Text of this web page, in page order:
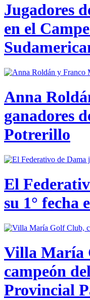
Jugadores
en el
Anna
ganadores
Potrerillo
El
su 1° fecha
Villa María
campeón
Provincial